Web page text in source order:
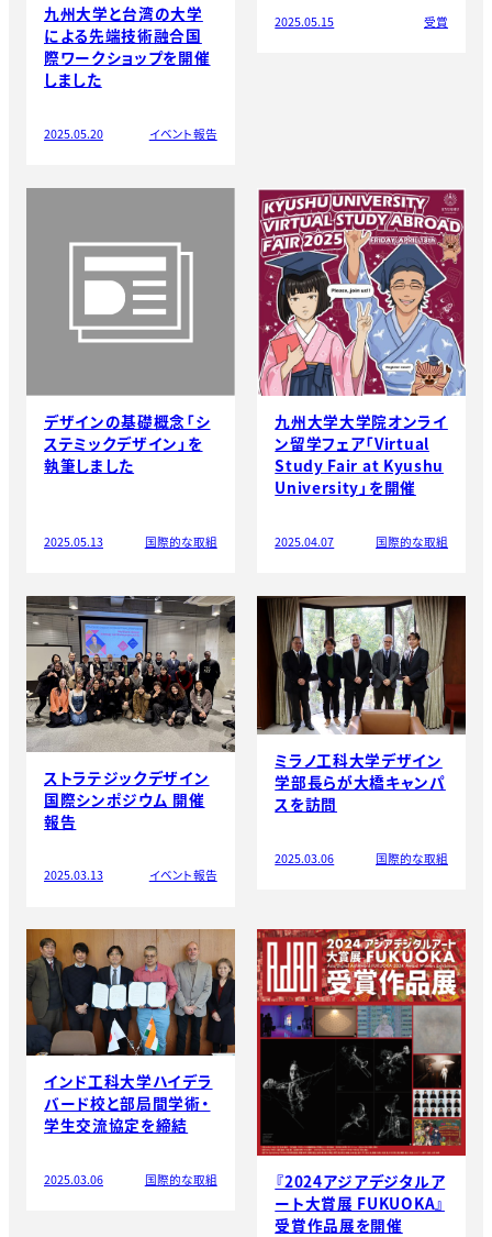
九州大学と台湾の大学
による先端技術融合国
際ワークショップを開催
しました
2025.05.20 イベント報告
2025.05.15 受賞
デザインの基礎概念「シ
ステミックデザイン」を
執筆しました
2025.05.13 国際的な取組
九州大学大学院オンライ
ン留学フェア「Virtual
Study Fair at Kyushu
University」を開催
2025.04.07 国際的な取組
ストラテジックデザイン
国際シンポジウム 開催
報告
2025.03.13 イベント報告
ミラノ工科大学デザイン
学部長らが大橋キャンパ
スを訪問
2025.03.06 国際的な取組
インド工科大学ハイデラ
バード校と部局間学術・
学生交流協定を締結
2025.03.06 国際的な取組
『2024アジアデジタルア
ート大賞展 FUKUOKA』
受賞作品展を開催